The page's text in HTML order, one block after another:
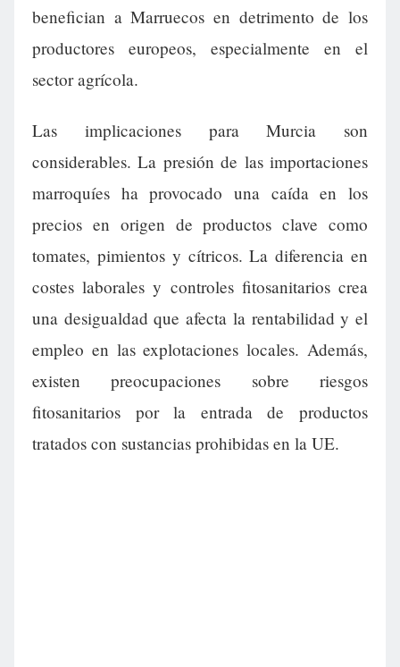
benefician a Marruecos en detrimento de los
productores europeos, especialmente en el
sector agrícola.
Las implicaciones para Murcia son
considerables. La presión de las importaciones
marroquíes ha provocado una caída en los
precios en origen de productos clave como
tomates, pimientos y cítricos. La diferencia en
costes laborales y controles fitosanitarios crea
una desigualdad que afecta la rentabilidad y el
empleo en las explotaciones locales. Además,
existen preocupaciones sobre riesgos
fitosanitarios por la entrada de productos
tratados con sustancias prohibidas en la UE.